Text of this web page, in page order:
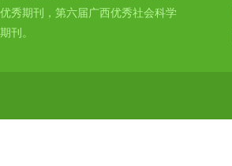
优秀期刊，第六届广西优秀社会科学
期刊。